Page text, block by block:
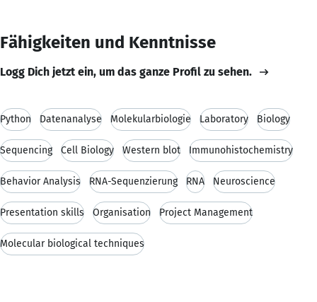
Fähigkeiten und Kenntnisse
Logg Dich jetzt ein, um das ganze Profil zu sehen.
Python Datenanalyse Molekularbiologie Laboratory Biology
Sequencing Cell Biology Western blot Immunohistochemistry
Behavior Analysis RNA-Sequenzierung RNA Neuroscience
Presentation skills Organisation Project Management
Molecular biological techniques